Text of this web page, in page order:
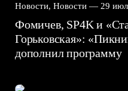
Новости, Новости — 29
Фомичев, SP4K и
Горьковская»:
дополнил программу